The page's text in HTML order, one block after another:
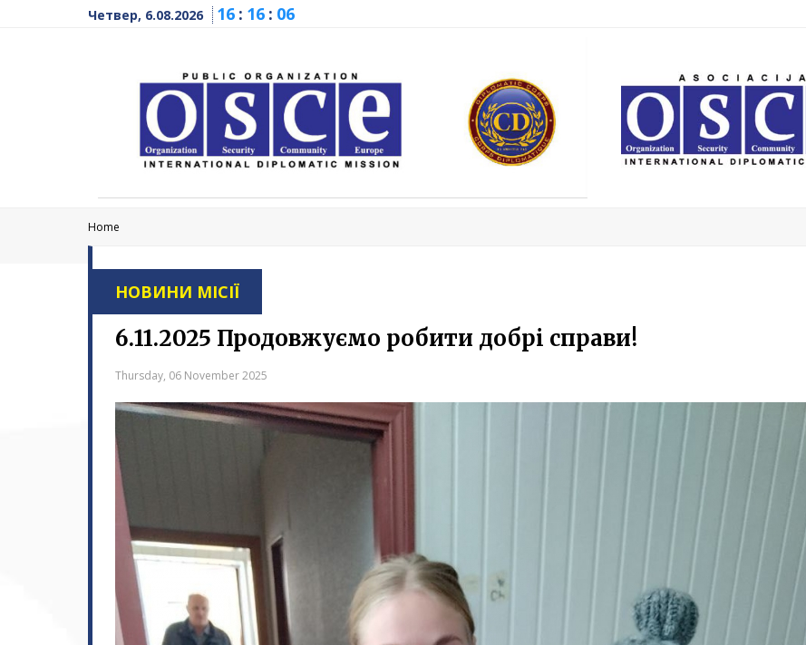
Четвер, 6.08.2026 16 : 16 : 07
Home
НОВИНИ МІСІЇ
6.11.2025 Продовжуємо робити добрі справи!
Thursday, 06 November 2025